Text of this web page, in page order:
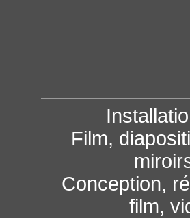
Film,
Conception,
film,